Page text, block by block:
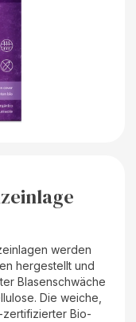
werden
hergestellt und
Blasenschwäche
Die weiche,
zertifizierter Bio-